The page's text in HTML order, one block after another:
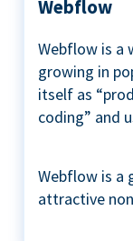
Webflow
Webflow is a
growing in
itself as
coding” and
Webflow is a
attractive